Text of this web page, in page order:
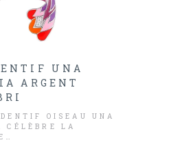
UNA
ARGENT
OISEAU UNA
CÉLÈBRE LA